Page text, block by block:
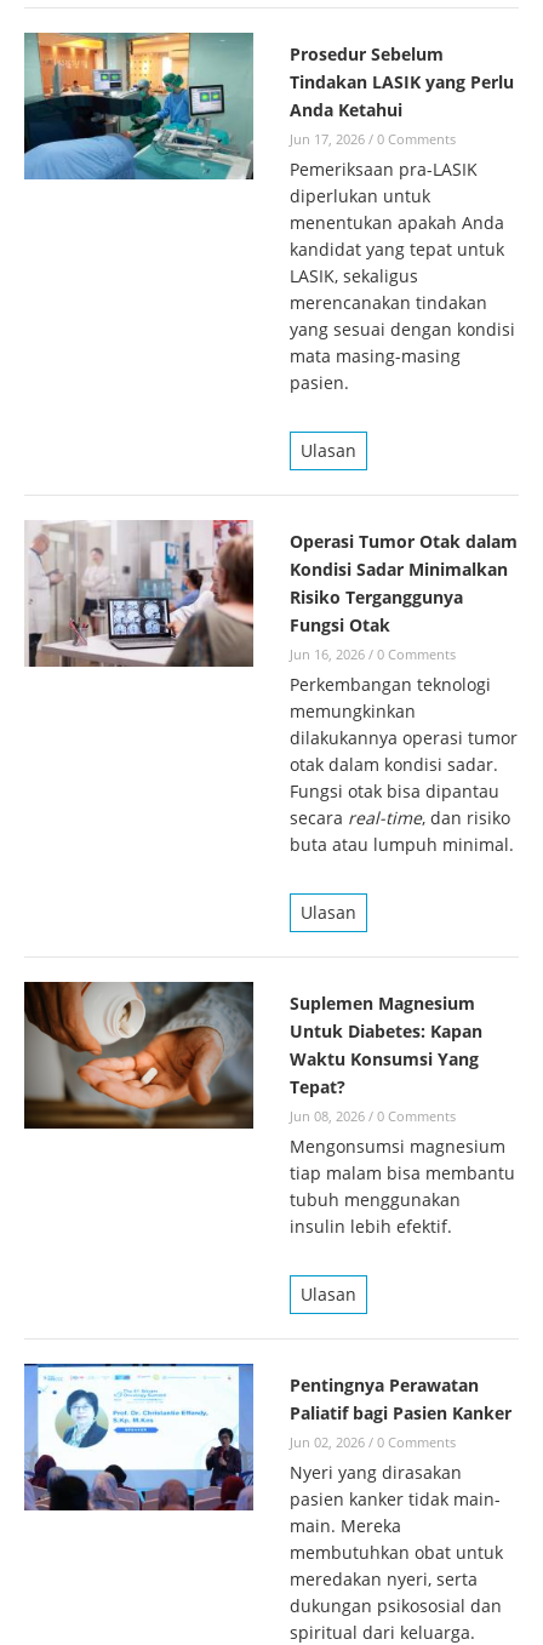
Prosedur Sebelum
Tindakan LASIK yang Perlu
Anda Ketahui
Jun 17, 2026 / 0 Comments
Pemeriksaan pra-LASIK
diperlukan untuk
menentukan apakah Anda
kandidat yang tepat untuk
LASIK, sekaligus
merencanakan tindakan
yang sesuai dengan kondisi
mata masing-masing
pasien.
Ulasan
Operasi Tumor Otak dalam
Kondisi Sadar Minimalkan
Risiko Terganggunya
Fungsi Otak
Jun 16, 2026 / 0 Comments
Perkembangan teknologi
memungkinkan
dilakukannya operasi tumor
otak dalam kondisi sadar.
Fungsi otak bisa dipantau
secara real-time, dan risiko
buta atau lumpuh minimal.
Ulasan
Suplemen Magnesium
Untuk Diabetes: Kapan
Waktu Konsumsi Yang
Tepat?
Jun 08, 2026 / 0 Comments
Mengonsumsi magnesium
tiap malam bisa membantu
tubuh menggunakan
insulin lebih efektif.
Ulasan
Pentingnya Perawatan
Paliatif bagi Pasien Kanker
Jun 02, 2026 / 0 Comments
Nyeri yang dirasakan
pasien kanker tidak main-
main. Mereka
membutuhkan obat untuk
meredakan nyeri, serta
dukungan psikososial dan
spiritual dari keluarga.